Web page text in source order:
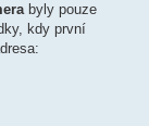
byly pouze
kdy první